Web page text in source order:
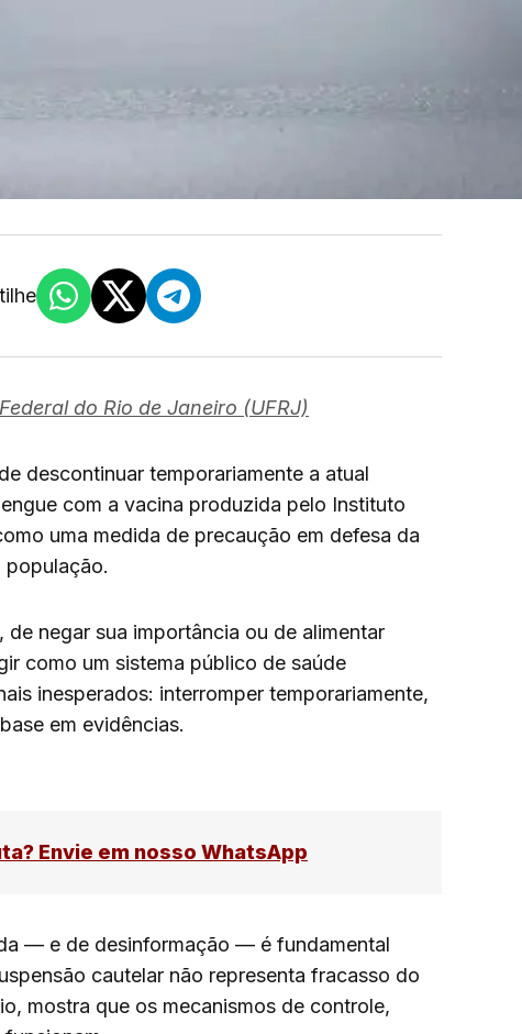
do Rio de Janeiro (UFRJ)
descontinuar temporariamente a atual
com a vacina produzida pelo Instituto
uma medida de precaução em defesa da
população.
negar sua importância ou de alimentar
como um sistema público de saúde
inesperados: interromper temporariamente,
em evidências.
Envie em nosso WhatsApp
— e de desinformação — é fundamental
cautelar não representa fracasso do
mostra que os mecanismos de controle,